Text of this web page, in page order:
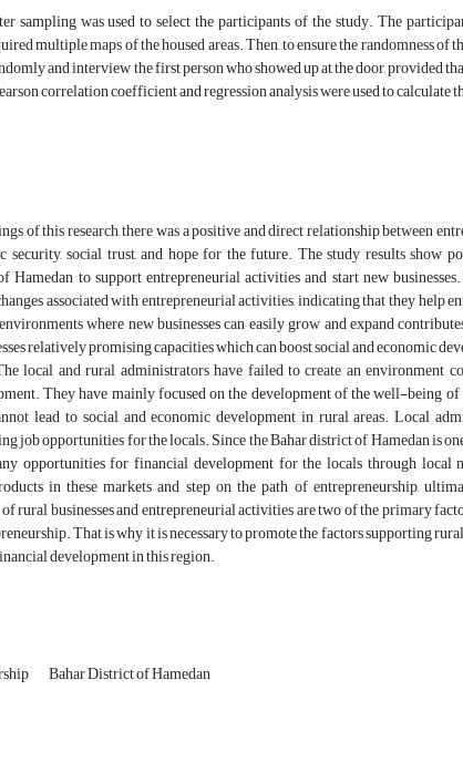
sampling was used to select the participants of the study. The
multiple maps of the housed areas. Then, to ensure the randomness of
and interview the first person who showed up at the door, provided
correlation coefficient and regression analysis were used to calculate
of this research, there was a positive and direct relationship between
security, social trust, and hope for the future. The study results show
Hamedan to support entrepreneurial activities and start new
associated with entrepreneurial activities, indicating that they help
where new businesses can easily grow and expand
relatively promising capacities which can boost social and economic
local and rural administrators have failed to create an environment
They have mainly focused on the development of the well-being
lead to social and economic development in rural areas. Local
job opportunities for the locals. Since the Bahar district of Hamedan is
opportunities for financial development for the locals through local
in these markets and step on the path of entrepreneurship,
rural businesses and entrepreneurial activities are two of the primary
That is why it is necessary to promote the factors supporting
development in this region.
Bahar District of Hamedan